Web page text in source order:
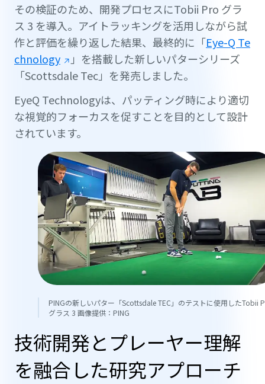
その検証のため、開発プロセスにTobii Pro グラ
ス 3 を導入。アイトラッキングを活用しながら試
作と評価を繰り返した結果、最終的に「Eye-Q Te
chnology
」を搭載した新しいパターシリーズ
「Scottsdale Tec」を発売しました。
EyeQ Technologyは、パッティング時により適切
な視覚的フォーカスを促すことを目的として設計
されています。
PINGの新しいパター「Scottsdale TEC」のテストに使用したTobii
グラス 3 画像提供：PING
技術開発とプレーヤー理解
を融合した研究アプローチ